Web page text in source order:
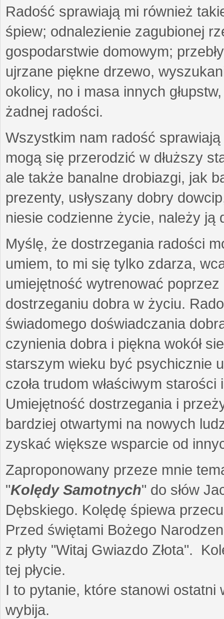
Radość sprawiają mi również
śpiew; odnalezienie zagubionej
gospodarstwie domowym;
ujrzane piękne drzewo,
okolicy, no i masa innych
żadnej radości.
Wszystkim nam radość
mogą się przerodzić w dłuższy
ale także banalne drobiazgi, jak
prezenty, usłyszany dobry
niesie codzienne życie, należy
Myślę, że dostrzegania radości
umiem, to mi się tylko zdarza,
umiejętność wytrenować
dostrzeganiu dobra w życiu.
świadomego doświadczania
czynienia dobra i piękna wokół
starszym wieku być psychicznie
czoła trudom właściwym
Umiejętność dostrzegania i
bardziej otwartymi na nowych
zyskać większe wsparcie od
Zaproponowany przeze mnie
"Kolędy Samotnych" do słów
Dębskiego. Kolędę śpiewa
Przed świętami Bożego
z płyty "Witaj Gwiazdo Złota".
tej płycie.
I to pytanie, które stanowi
wybija.